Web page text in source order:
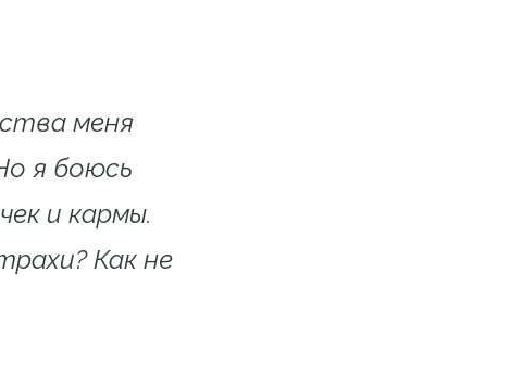
меня
я боюсь
и кармы.
Как не